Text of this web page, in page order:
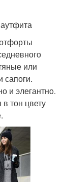
или
сапоги.
и элегантно.
тон цвету